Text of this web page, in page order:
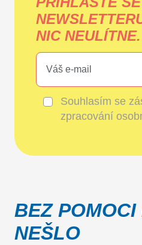
NIC NEULÍTNE.
Souhlasím se
zpracování
BEZ POMOCI
NEŠLO